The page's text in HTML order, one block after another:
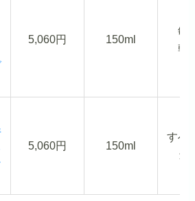
5,060円 150ml
敏
乾
5,060円 150ml
すべ
タ